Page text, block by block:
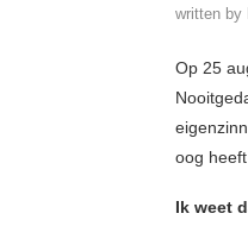
written by
Op 25
oog
Ik weet